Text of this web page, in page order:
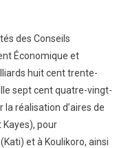
des Conseils
Économique et
huit cent trente-
sept cent quatre-vingt-
la réalisation d’aires de
pour
et à Koulikoro, ainsi